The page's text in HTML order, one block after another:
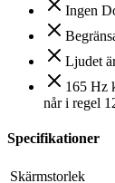
Ingen
Ljudet
165 Hz
når i regel
Specifikationer
Skärmstorlek